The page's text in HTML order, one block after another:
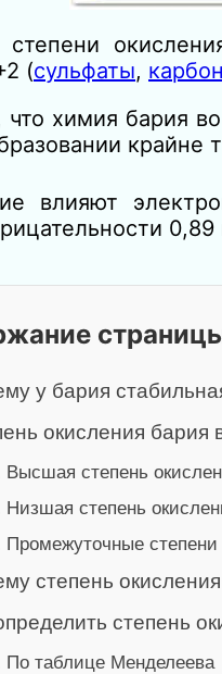
(сульфаты,
химия бария
крайне
влияют
у бария
окисления бария
Высшая степень
Низшая степень
Промежуточные степени
степень
степень
По таблице Менделеева